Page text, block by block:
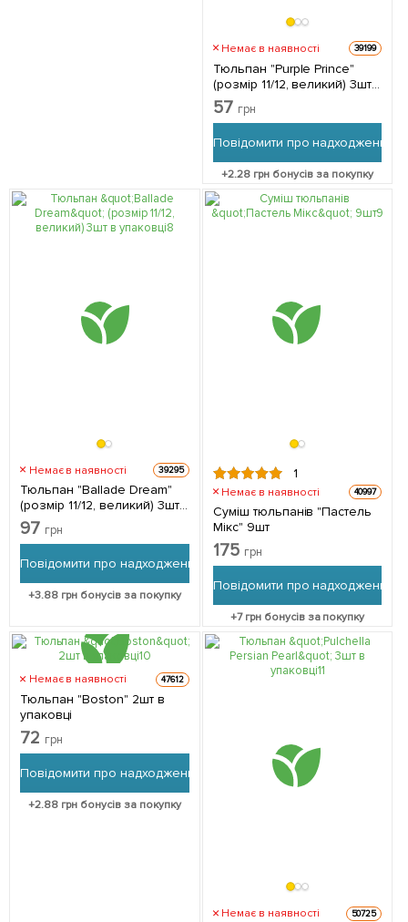
Немає в наявності 39199
Тюльпан "Purple Prince"
(розмір 11/12, великий) 3шт
в упаковці
57 грн
Повідомити про надходження
+2.28 грн бонусів за покупку
Немає в наявності 39295
Тюльпан "Ballade Dream"
(розмір 11/12, великий) 3шт
в упаковці
97 грн
Повідомити про надходження
+3.88 грн бонусів за покупку
1
Немає в наявності 40997
Суміш тюльпанів "Пастель
Мікс" 9шт
175 грн
Повідомити про надходження
+7грн бонусів за покупку
Немає в наявності 47612
Тюльпан "Boston" 2шт в
упаковці
72 грн
Повідомити про надходження
+2.88 грн бонусів за покупку
Немає в наявності 50725